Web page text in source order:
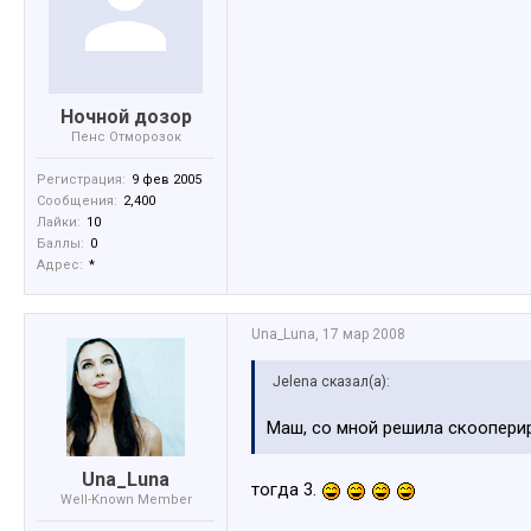
Ночной дозор
Пенс Отморозок
Регистрация: 9 фев 2005
Сообщения: 2,400
Лайки: 10
Баллы: 0
Адрес: *
Una_Luna
Well-Known Member
Una_Luna, 17 мар 2008
Jelena сказал(а):
Маш, со мной решила
тогда 3.